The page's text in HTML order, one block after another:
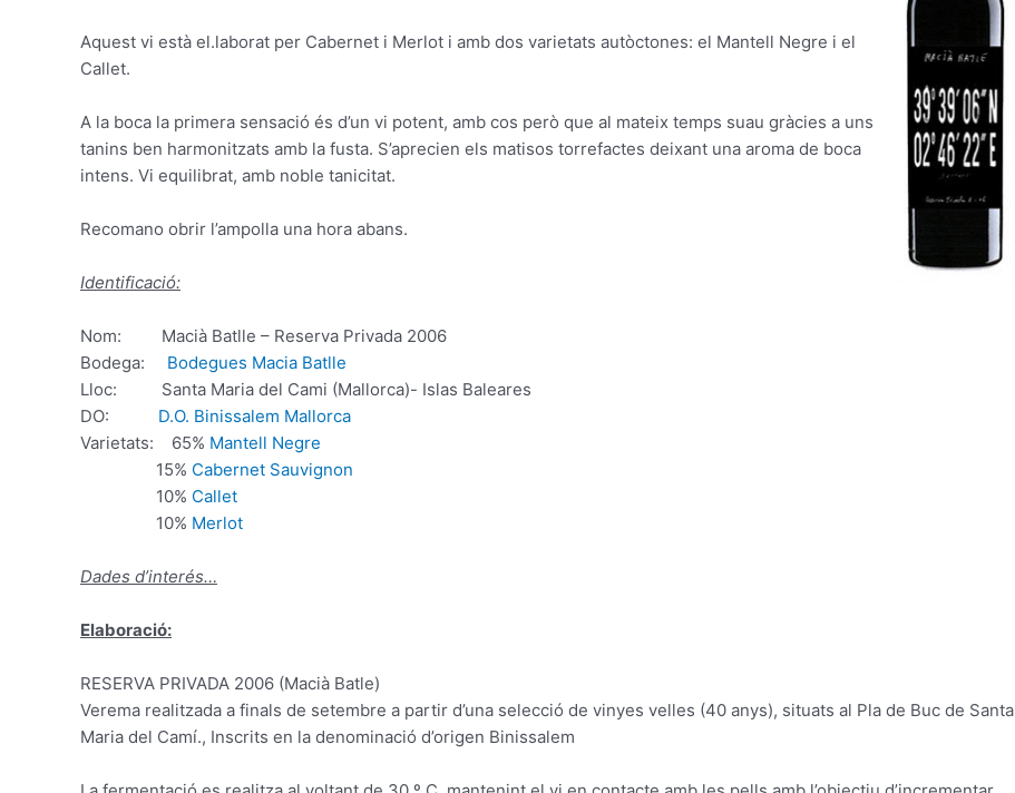
Aquest vi està el.laborat per Cabernet i Merlot i amb dos varietats autòctones: el Mantell Negre i el
Callet.
A la boca la primera sensació és d’un vi potent, amb cos però que al mateix temps suau gràcies a uns
tanins ben harmonitzats amb la fusta. S’aprecien els matisos torrefactes deixant una aroma de boca
intens. Vi equilibrat, amb noble tanicitat.
Recomano obrir l’ampolla una hora abans.
Identificació:
Nom: Macià Batlle – Reserva Privada 2006
Bodega: Bodegues Macia Batlle
Lloc: Santa Maria del Cami (Mallorca)- Islas Baleares
DO: D.O. Binissalem Mallorca
Varietats: 65% Mantell Negre
15% Cabernet Sauvignon
10% Callet
10% Merlot
Dades d’interés…
Elaboració:
RESERVA PRIVADA 2006 (Macià Batle)
Verema realitzada a finals de setembre a partir d’una selecció de vinyes velles (40 anys), situats al Pla de Buc de Santa
Maria del Camí., Inscrits en la denominació d’origen Binissalem